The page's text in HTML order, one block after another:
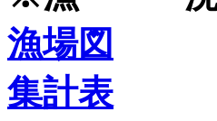
漁場図
集計表